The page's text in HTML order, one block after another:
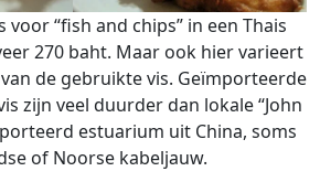
“fish and chips” in een Thais
270 baht. Maar ook hier varieert
de gebruikte vis. Geïmporteerde
zijn veel duurder dan lokale “John
estuarium uit China, soms
of Noorse kabeljauw.